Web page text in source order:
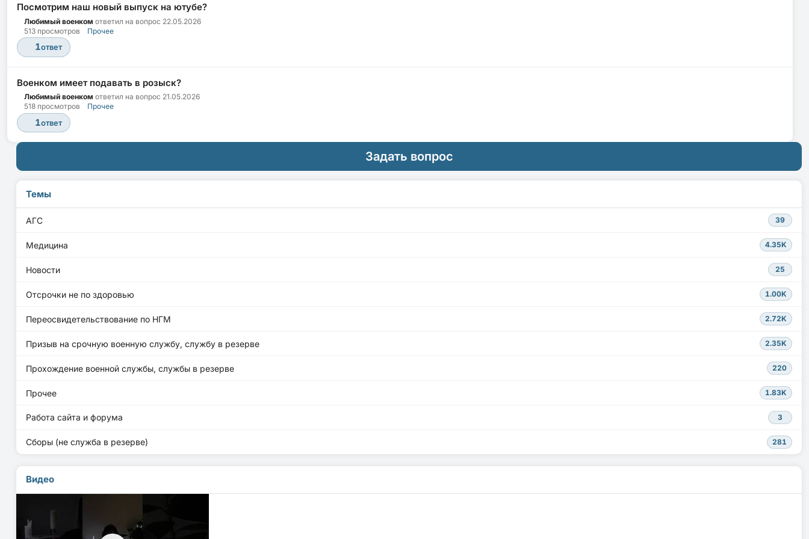
Посмотрим наш новый выпуск на ютубе?
Любимый военком ответил на вопрос 22.05.2026
513 просмотров
Прочее
1ответ
Военком имеет подавать в розыск?
Любимый военком ответил на вопрос 21.05.2026
518 просмотров
Прочее
1ответ
Задать вопрос
Темы
АГС 39
Медицина 4.35K
Новости 25
Отсрочки не по здоровью 1.00K
Переосвидетельствование по НГМ 2.72K
Призыв на срочную военную службу, службу в резерве 2.35K
Прохождение военной службы, службы в резерве 220
Прочее 1.83K
Работа сайта и форума 3
Сборы (не служба в резерве) 281
Видео